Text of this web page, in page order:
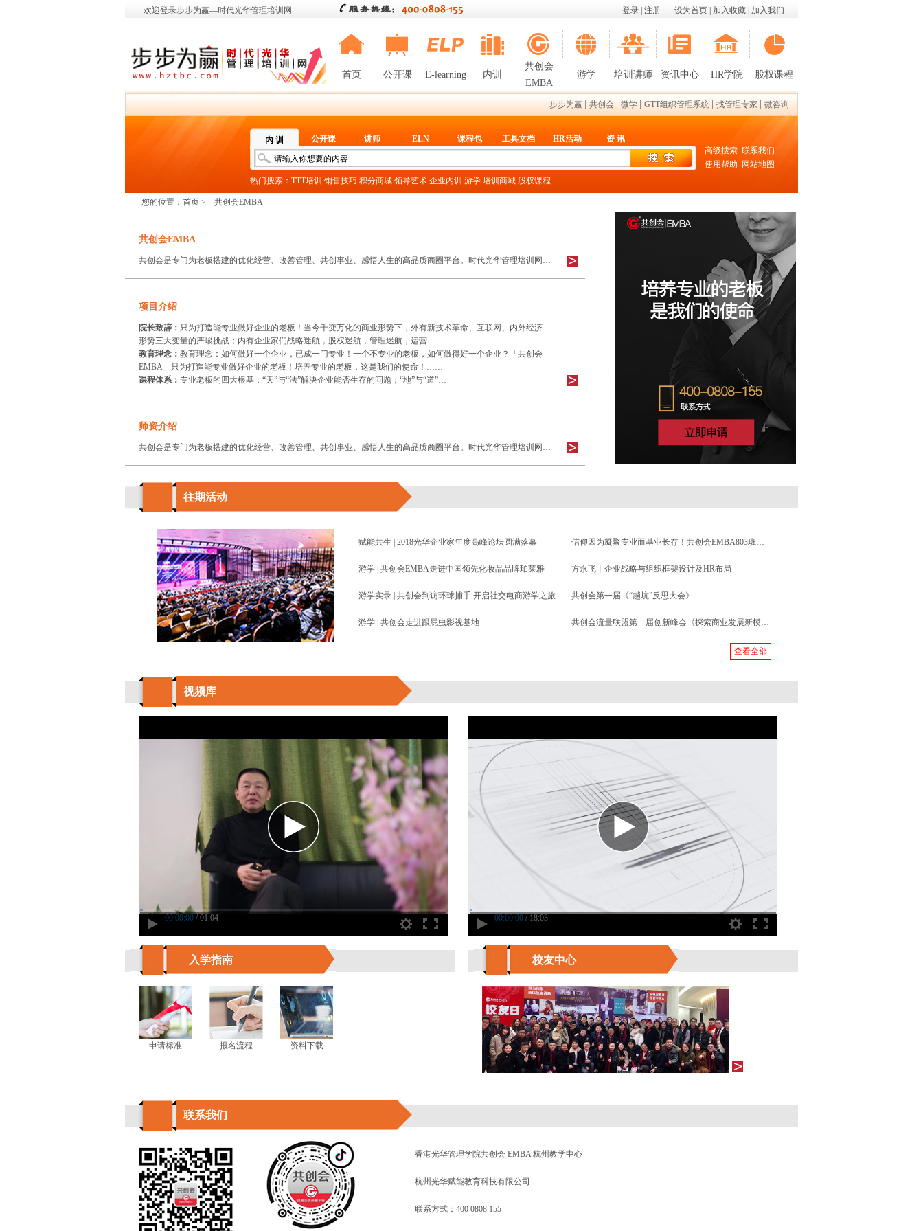
欢迎登录步步为赢—时代光华管理培训网 设为首页 加入收藏 加入我们
登录 注册
首页 公开课 E-learning 内训
共创会
EMBA
游学 培训讲师 资讯中心 HR学院 股权课程
步步为赢 共创会 微学 GTT组织管理系统 找管理专家 微咨询
内 训 公开课 讲师 ELN 课程包 工具文档 HR活动 资 讯
热门搜索： TTT培训 销售技巧 积分商城 领导艺术 企业内训 游学 培训商城 股权课程
高级搜索 联系我们
使用帮助
网站地图
您的位置： 首页 > 共创会EMBA
共创会EMBA
共创会是专门为老板搭建的优化经营、改善管理、共创事业、感悟人生的高品质商圈平台。时代光华管理培训网为您提供EMBA研修班、EMBA课程和总裁必修课信息。
项目介绍
院长致辞： 只为打造能专业做好企业的老板！当今千变万化的商业形势下，外有新技术革命、互联网、内外经济
形势三大变量的严峻挑战；内有企业家们战略迷航，股权迷航，管理迷航，运营……
教育理念： 教育理念：如何做好一个企业，已成一门专业！一个不专业的老板，如何做得好一个企业？「共创会
EMBA」只为打造能专业做好企业的老板！培养专业的老板，这是我们的使命！……
课程体系： 专业老板的四大根基：“天”与“法”解决企业能否生存的问题；“地”与“道”…
师资介绍
共创会是专门为老板搭建的优化经营、改善管理、共创事业、感悟人生的高品质商圈平台。时代光华管理培训网为您提供EMBA研修班、EMBA课程和总裁必修课信息。
往期活动
赋能共生 | 2018光华企业家年度高峰论坛圆满落幕
游学 | 共创会EMBA走进中国领先化妆品品牌珀莱雅
游学实录 | 共创会到访环球捕手 开启社交电商游学之旅
游学 | 共创会走进跟屁虫影视基地
信仰因为凝聚专业而基业长存！共创会EMBA803班开学典礼圆满落幕！
方永飞丨企业战略与组织框架设计及HR布局
共创会第一届《“趟坑”反思大会》
共创会流量联盟第一届创新峰会《探索商业发展新模式》隆重召开
查看全部
视频库
00:00:00 / 01:04 00:00:00 / 18:03
入学指南
申请标准 报名流程 资料下载
校友中心
联系我们
香港光华管理学院共创会 EMBA 杭州教学中心
杭州光华赋能教育科技有限公司
联系方式：400 0808 155